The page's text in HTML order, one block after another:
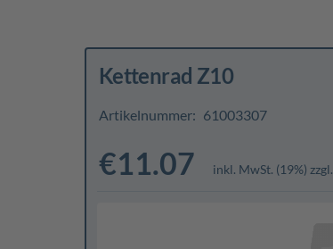
Kettenrad Z10
Artikelnummer: 61003307
€11.07 inkl. MwSt. (19%) zzgl.